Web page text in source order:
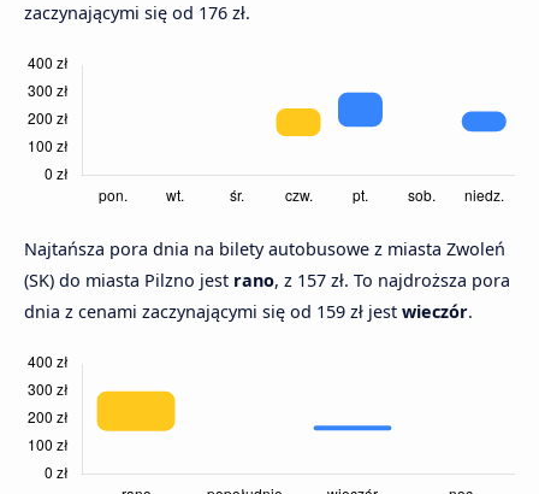
zaczynającymi się od 176 zł.
Najtańsza pora dnia na bilety autobusowe z miasta Zwoleń
(SK) do miasta Pilzno jest rano, z 157 zł. To najdroższa pora
dnia z cenami zaczynającymi się od 159 zł jest wieczór.